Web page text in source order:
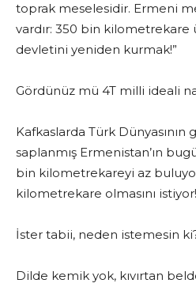
toprak meselesidir. Ermeni
vardır: 350 bin kilometrekare
devletini yeniden kurmak!”
Gördünüz mü 4T milli ideali
Kafkaslarda Türk
saplanmış Ermenistan’ın
bin kilometrekareyi az
kilometrekare olmasını istiyor!
İster tabii, neden istemesin
Dilde kemik yok, kıvırtan